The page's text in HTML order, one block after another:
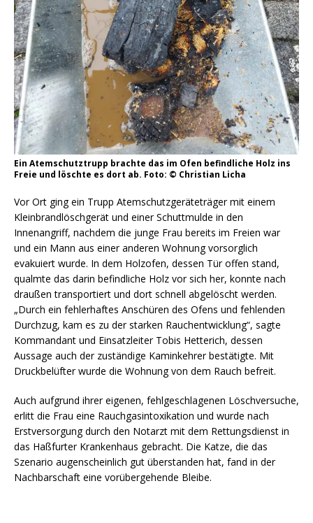
Ein Atemschutztrupp brachte das im Ofen befindliche Holz ins
Freie und löschte es dort ab. Foto: © Christian Licha
Vor Ort ging ein Trupp Atemschutzgeräteträger mit einem
Kleinbrandlöschgerät und einer Schuttmulde in den
Innenangriff, nachdem die junge Frau bereits im Freien war
und ein Mann aus einer anderen Wohnung vorsorglich
evakuiert wurde. In dem Holzofen, dessen Tür offen stand,
qualmte das darin befindliche Holz vor sich her, konnte nach
draußen transportiert und dort schnell abgelöscht werden.
„Durch ein fehlerhaftes Anschüren des Ofens und fehlenden
Durchzug, kam es zu der starken Rauchentwicklung“, sagte
Kommandant und Einsatzleiter Tobis Hetterich, dessen
Aussage auch der zuständige Kaminkehrer bestätigte. Mit
Druckbelüfter wurde die Wohnung von dem Rauch befreit.
Auch aufgrund ihrer eigenen, fehlgeschlagenen Löschversuche,
erlitt die Frau eine Rauchgasintoxikation und wurde nach
Erstversorgung durch den Notarzt mit dem Rettungsdienst in
das Haßfurter Krankenhaus gebracht. Die Katze, die das
Szenario augenscheinlich gut überstanden hat, fand in der
Nachbarschaft eine vorübergehende Bleibe.